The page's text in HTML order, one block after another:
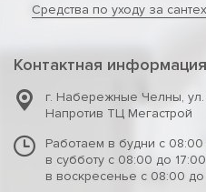
Средства по уходу за
Контактная информация
г. Набережные Челны,
Напротив ТЦ Мегастрой
Работаем в будни с 08:00
в субботу с 08:00 до
в воскресенье с 08:00 до